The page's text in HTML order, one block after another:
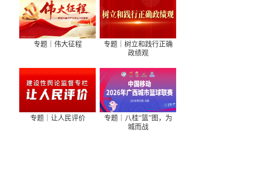
专题｜伟大征程
专题｜树立和践行正确
政绩观
专题｜让人民评价
专题｜八桂“篮”图，为
城而战